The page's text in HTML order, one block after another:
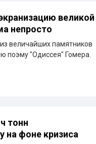
великой
непросто
величайших памятников
поэму "Одиссея" Гомера.
тонн
на фоне кризиса